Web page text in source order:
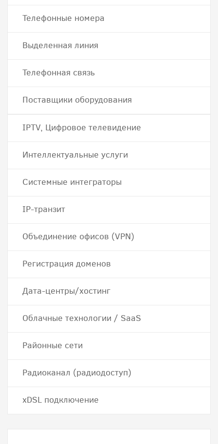
Телефонные номера
Выделенная линия
Телефонная связь
Поставщики оборудования
IPTV, Цифровое телевидение
Интеллектуальные услуги
Системные интеграторы
IP-транзит
Объединение офисов (VPN)
Регистрация доменов
Дата-центры/хостинг
Облачные технологии / SaaS
Районные сети
Радиоканал (радиодоступ)
хDSL подключение